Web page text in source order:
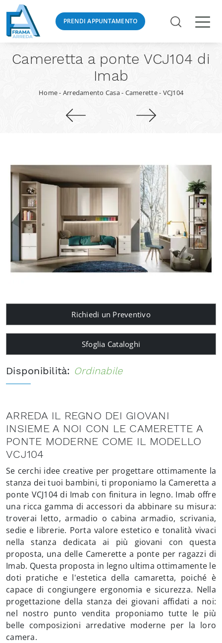
PRENDI APPUNTAMENTO
Cameretta a ponte VCJ104 di
Imab
Home- Arredamento Casa- Camerette- VCJ104
Richiedi un Preventivo
Sfoglia Cataloghi
Disponibilità: Ordinabile
ARREDA IL REGNO DEI GIOVANI
INSIEME A NOI CON LE CAMERETTE A
PONTE MODERNE COME IL MODELLO
VCJ104
Se cerchi idee creative per progettare ottimamente la
stanza dei tuoi bambini, ti proponiamo la Cameretta a
ponte VCJ104 di Imab con finitura in legno. Imab offre
una ricca gamma di accessori da abbinare su misura:
troverai letto, armadio o cabina armadio, scrivania,
sedie e librerie. Porta valore estetico e tonalità vivaci
nella stanza dedicata ai più giovani con questa
proposta, una delle Camerette a ponte per ragazzi di
Imab. Questa proposta in legno ultima ottimamente le
doti pratiche e l'estetica della camaretta, poiché è
capace di congiungere ergonomia e sicurezza. Nella
progettazione della stanza dei giovani affidati a noi:
nel nostro punto vendita proponiamo tutte le più
belle composizioni arredative moderne per la loro
camera.